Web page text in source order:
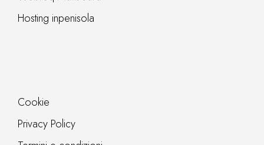
Hosting inpenisola
Cookie
Privacy Policy